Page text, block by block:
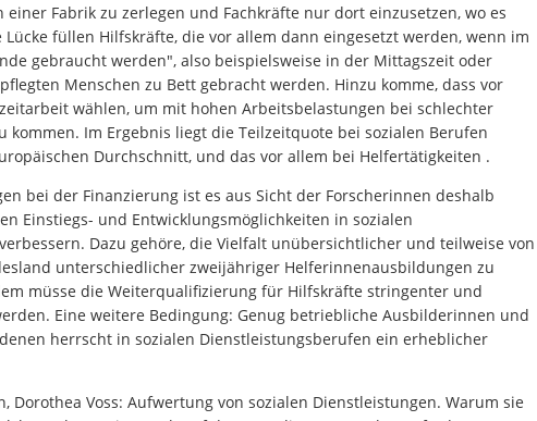
Fabrik zu zerlegen und Fachkräfte nur dort einzusetzen, wo es
füllen Hilfskräfte, die vor allem dann eingesetzt werden, wenn im
gebraucht werden", also beispielsweise in der Mittagszeit oder
Menschen zu Bett gebracht werden. Hinzu komme, dass vor
wählen, um mit hohen Arbeitsbelastungen bei schlechter
kommen. Im Ergebnis liegt die Teilzeitquote bei sozialen Berufen
Durchschnitt, und das vor allem bei Helfertätigkeiten .
bei der Finanzierung ist es aus Sicht der Forscherinnen deshalb
Einstiegs- und Entwicklungsmöglichkeiten in sozialen
Dazu gehöre, die Vielfalt unübersichtlicher und teilweise von
unterschiedlicher zweijähriger Helferinnenausbildungen zu
müsse die Weiterqualifizierung für Hilfskräfte stringenter und
Eine weitere Bedingung: Genug betriebliche Ausbilderinnen und
herrscht in sozialen Dienstleistungsberufen ein erheblicher
Dorothea Voss: Aufwertung von sozialen Dienstleistungen. Warum sie